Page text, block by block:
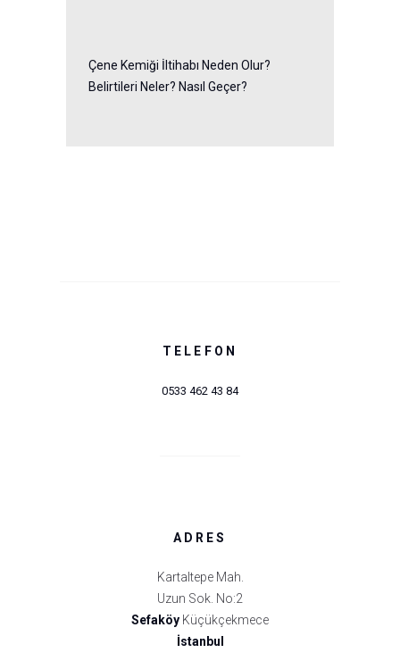
Çene Kemiği İltihabı Neden Olur?
Belirtileri Neler? Nasıl Geçer?
TELEFON
0533 462 43 84
ADRES
Kartaltepe Mah.
Uzun Sok. No:2
Sefaköy Küçükçekmece
İstanbul